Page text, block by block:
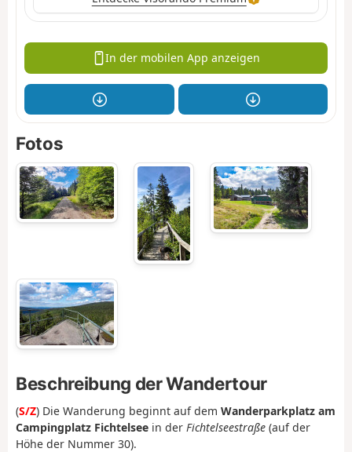
In der mobilen App anzeigen
Fotos
Beschreibung der Wandertour
(S/Z) Die Wanderung beginnt auf dem Wanderparkplatz am
Campingplatz Fichtelsee in der Fichtelseestraße (auf der
Höhe der Nummer 30).